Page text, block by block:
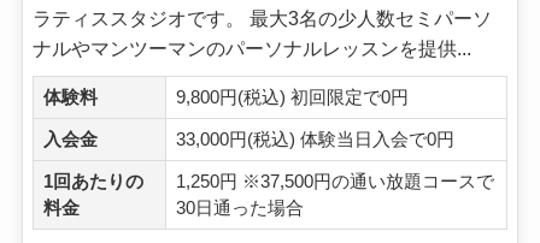
ラティススタジオです。 最大3名の少人数セミパーソ
ナルやマンツーマンのパーソナルレッスンを提供...
体験料 9,800円(税込) 初回限定で0円
入会金 33,000円(税込) 体験当日入会で0円
1回あたりの
料金
1,250円 ※37,500円の通い放題コースで
30日通った場合